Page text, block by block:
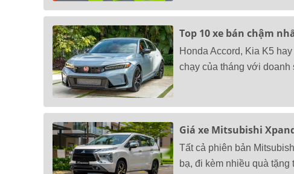
Top 10 xe bán chậm
Honda Accord, Kia K5
chạy của tháng với
Giá xe Mitsubishi
Tất cả phiên bản
bạ, đi kèm nhiều quà tặng